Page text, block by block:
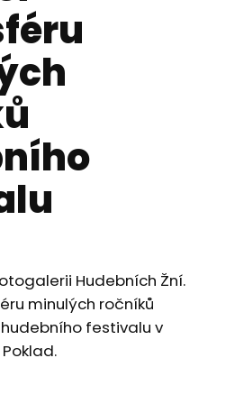
Hudebních Žní.
minulých ročníků
festivalu v